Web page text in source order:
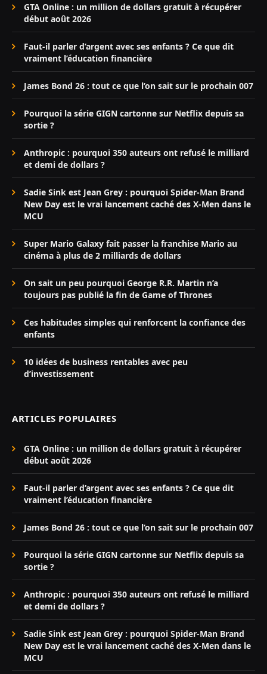
GTA Online : un million de dollars gratuit à récupérer
début août 2026
Faut-il parler d’argent avec ses enfants ? Ce que dit
vraiment l’éducation financière
James Bond 26 : tout ce que l’on sait sur le prochain 007
Pourquoi la série GIGN cartonne sur Netflix depuis sa
sortie ?
Anthropic : pourquoi 350 auteurs ont refusé le milliard
et demi de dollars ?
Sadie Sink est Jean Grey : pourquoi Spider-Man Brand
New Day est le vrai lancement caché des X-Men dans le
MCU
Super Mario Galaxy fait passer la franchise Mario au
cinéma à plus de 2 milliards de dollars
On sait un peu pourquoi George R.R. Martin n’a
toujours pas publié la fin de Game of Thrones
Ces habitudes simples qui renforcent la confiance des
enfants
10 idées de business rentables avec peu
d’investissement
ARTICLES POPULAIRES
GTA Online : un million de dollars gratuit à récupérer
début août 2026
Faut-il parler d’argent avec ses enfants ? Ce que dit
vraiment l’éducation financière
James Bond 26 : tout ce que l’on sait sur le prochain 007
Pourquoi la série GIGN cartonne sur Netflix depuis sa
sortie ?
Anthropic : pourquoi 350 auteurs ont refusé le milliard
et demi de dollars ?
Sadie Sink est Jean Grey : pourquoi Spider-Man Brand
New Day est le vrai lancement caché des X-Men dans le
MCU